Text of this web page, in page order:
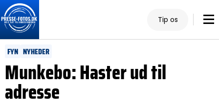
Tip os
FYN NYHEDER
Munkebo: Haster ud til
adresse